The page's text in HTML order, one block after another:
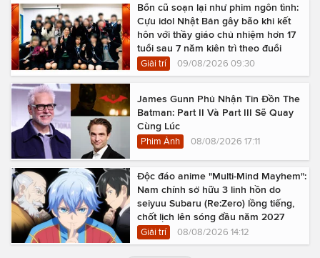
Bổn cũ soạn lại như phim ngôn tình:
Cựu idol Nhật Bản gây bão khi kết
hôn với thầy giáo chủ nhiệm hơn 17
tuổi sau 7 năm kiên trì theo đuổi
Giải trí 09/08/2026 09:30
James Gunn Phủ Nhận Tin Đồn The
Batman: Part II Và Part III Sẽ Quay
Cùng Lúc
Phim Ảnh 08/08/2026 17:11
Độc đáo anime "Multi-Mind Mayhem":
Nam chính sở hữu 3 linh hồn do
seiyuu Subaru (Re:Zero) lồng tiếng,
chốt lịch lên sóng đầu năm 2027
Giải trí 08/08/2026 14:12